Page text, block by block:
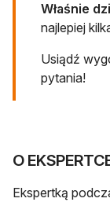
Właśnie
najlepiej
Usiądź
pytania!
O
Ekspertką